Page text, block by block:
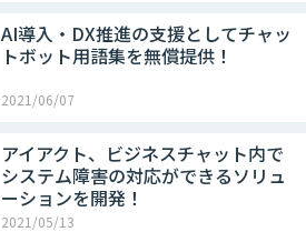
AI導入・DX推進の支援としてチャッ
トボット用語集を無償提供！
2021/06/07
アイアクト、ビジネスチャット内で
システム障害の対応ができるソリュ
ーションを開発！
2021/05/13